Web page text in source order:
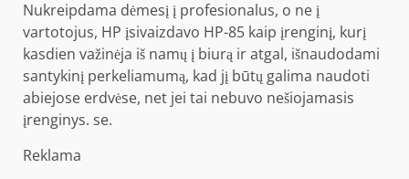
Nukreipdama dėmesį į profesionalus, o ne į
vartotojus, HP įsivaizdavo HP-85 kaip įrenginį, kurį
kasdien važinėja iš namų į biurą ir atgal, išnaudodami
santykinį perkeliamumą, kad jį būtų galima naudoti
abiejose erdvėse, net jei tai nebuvo nešiojamasis
įrenginys. se.
Reklama